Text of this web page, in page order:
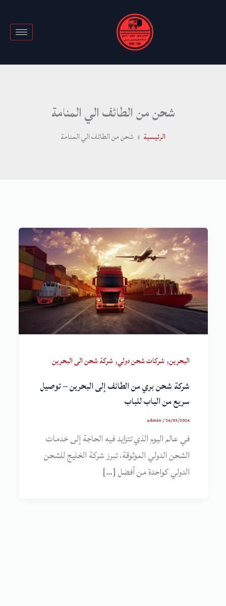
شحن من الطائف الي المنامة
الرئيسية شحن من الطائف الي المنامة
البحرين,شركات شحن دولي,شركة شحن الى البحرين
شركة شحن بري من الطائف إلى البحرين – توصيل
سريع من الباب للباب
admin/26/03/2026
في عالم اليوم الذي تتزايد فيه الحاجة إلى خدمات
الشحن الدولي الموثوقة، تبرز شركة الخليج للشحن
الدولي كواحدة من أفضل […]